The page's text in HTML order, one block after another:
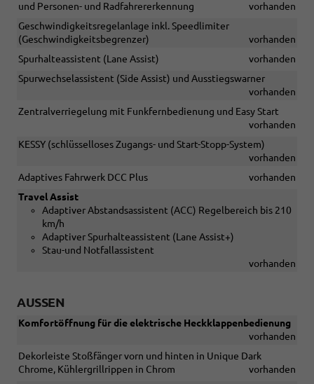
und Personen- und Radfahrererkennung
vorhanden
Geschwindigkeitsregelanlage inkl. Speedlimiter
(Geschwindigkeitsbegrenzer)
vorhanden
Spurhalteassistent (Lane Assist)
vorhanden
Spurwechselassistent (Side Assist) und Ausstiegswarner
vorhanden
Zentralverriegelung mit Funkfernbedienung und Easy Start
vorhanden
KESSY (schlüsselloses Zugangs- und Start-Stopp-System)
vorhanden
Adaptives Fahrwerk DCC Plus
vorhanden
Travel Assist
Adaptiver Abstandsassistent (ACC) Regelbereich bis 210
km/h
Adaptiver Spurhalteassistent (Lane Assist+)
Stau-und Notfallassistent
vorhanden
AUSSEN
Komfortöffnung für die elektrische Heckklappenbedienung
vorhanden
Dekorleiste Stoßfänger vorn und hinten in Unique Dark
Chrome, Kühlergrillrippen in Chrom
vorhanden